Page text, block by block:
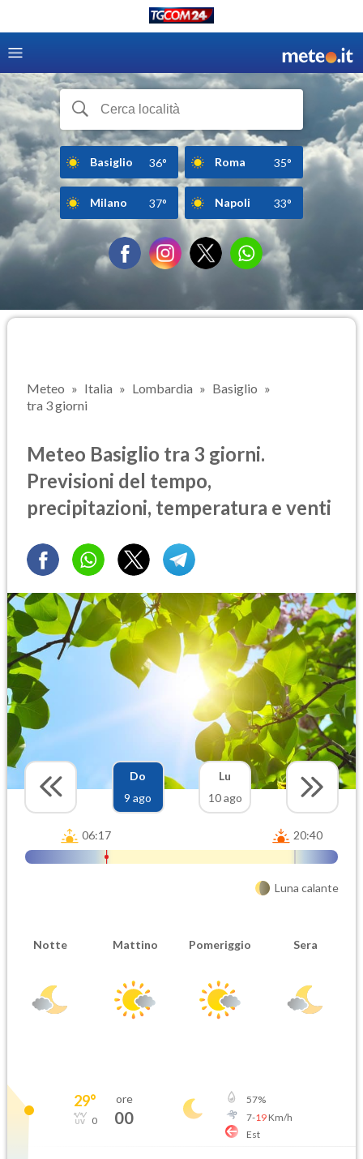
Basiglio 36° Roma 35°
Milano 37° Napoli 33°
Meteo Italia Lombardia
Basiglio
tra 3 giorni
Meteo Basiglio tra 3 giorni.
Previsioni del tempo,
precipitazioni, temperatura e venti
Do
9 ago
Lu
10 ago
06:17 20:40
Luna calante
Notte Mattino Pomeriggio Sera
29°
0
ore
00
57%
7-19Km/h
Est